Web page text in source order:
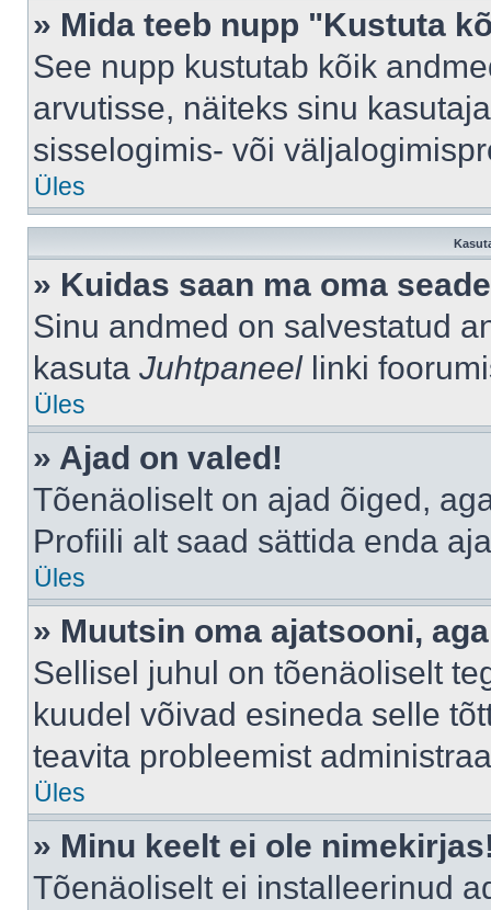
» Mida teeb nupp "Kustuta
See nupp kustutab kõik
arvutisse, näiteks sinu
sisselogimis- või
Üles
» Kuidas saan ma oma
Sinu andmed on salvestatud
kasuta Juhtpaneellinki
Üles
» Ajad on valed!
Tõenäoliselt on ajad õiged,
Profiili alt saad sättida enda
Üles
» Muutsin oma ajatsooni,
Sellisel juhul on tõenäoliselt
kuudel võivad esineda selle
teavita probleemist
Üles
» Minu keelt ei ole
Tõenäoliselt ei installeerinud